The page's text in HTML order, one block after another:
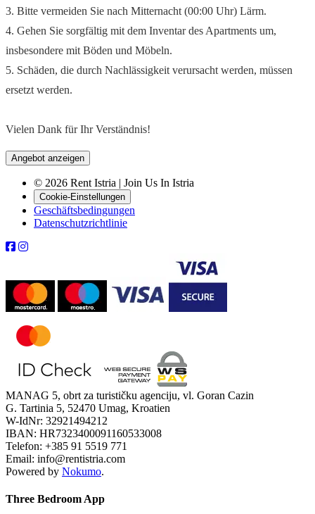
3. Bitte vermeiden Sie nach Mitternacht (00:00 Uhr) Lärm.
4. Gehen Sie sorgfältig mit dem Inventar des Apartments um,
insbesondere mit Böden und Möbeln.
5. Schäden, die durch Nachlässigkeit verursacht werden, müssen
ersetzt werden.
Vielen Dank für Ihr Verständnis!
Angebot anzeigen
© 2026 Rent Istria | Join Us In Istria
Cookie-Einstellungen
Geschäftsbedingungen
Datenschutzrichtlinie
MANAG 5, obrt za turističku agenciju, vl. Goran Cazin
G. Tartinia 5, 52470 Umag, Kroatien
W-IdNr: 32921494212
IBAN: HR7323400091160533008
Telefon: +385 91 5519 771
Email: info@rentistria.com
Powered by Nokumo.
Three Bedroom App